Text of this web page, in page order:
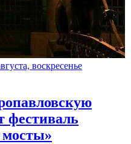
воскресенье
фестиваль
мосты»